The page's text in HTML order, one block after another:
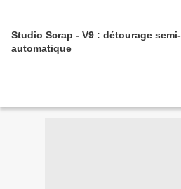
Studio Scrap - V9 : détourage semi-
automatique